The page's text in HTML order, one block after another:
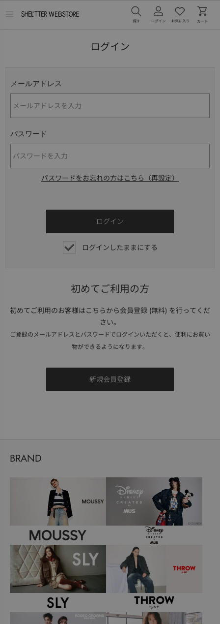
ログイン
メールアドレス
パスワード
パスワードをお忘れの方はこちら（再設定）
ログインしたままにする
初めてご利用の方
初めてご利用のお客様はこちらから会員登録 (無料) を行ってくだ
さい。
ご登録のメールアドレスとパスワードでログインいただくと、便利にお買い
物ができるようになります。
BRAND